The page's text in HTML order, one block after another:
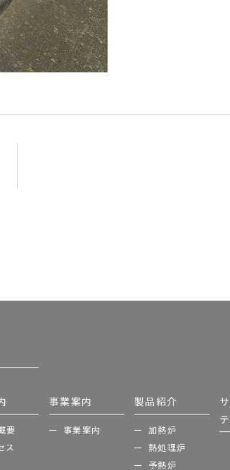
要
ス
事業案内
事業案内
製品紹介
加熱炉
熱処理炉
予熱炉